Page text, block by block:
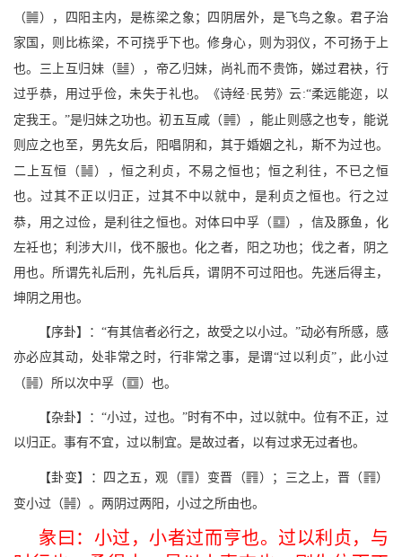
（,），四阳主内，是栋梁之象；四阴居外，是飞鸟之象。君子治
家国，则比栋梁，不可挠乎下也。修身心，则为羽仪，不可扬于上
也。三上互归妹（I），帝乙归妹，尚礼而不贵饰，娣过君袂，行
过乎恭，用过乎俭，未失于礼也。《诗经·民劳》云:“柔远能迩，以
定我王。”是归妹之功也。初五互咸（.），能止则感之也专，能说
则应之也至，男先女后，阳唱阴和，其于婚姻之礼，斯不为过也。
二上互恒（/），恒之利贞，不易之恒也；恒之利往，不已之恒
也。过其不正以归正，过其不中以就中，是利贞之恒也。行之过
恭，用之过俭，是利往之恒也。对体曰中孚（M），信及豚鱼，化
左衽也；利涉大川，伐不服也。化之者，阳之功也；伐之者，阴之
用也。所谓先礼后刑，先礼后兵，谓阴不可过阳也。先迷后得主，
坤阴之用也。
【序卦】：“有其信者必行之，故受之以小过。”动必有所感，感
亦必应其动，处非常之时，行非常之事，是谓“过以利贞”，此小过
（<）所以次中孚（M）也。
【杂卦】：“小过，过也。”时有不中，过以就中。位有不正，过
以归正。事有不宜，过以制宜。是故过者，以有过求无过者也。
【卦变】：四之五，观（;）变晋（T）；三之上，晋（T）
变小过（<）。两阴过两阳，小过之所由也。
彖曰：小过，小者过而亨也。过以利贞，与